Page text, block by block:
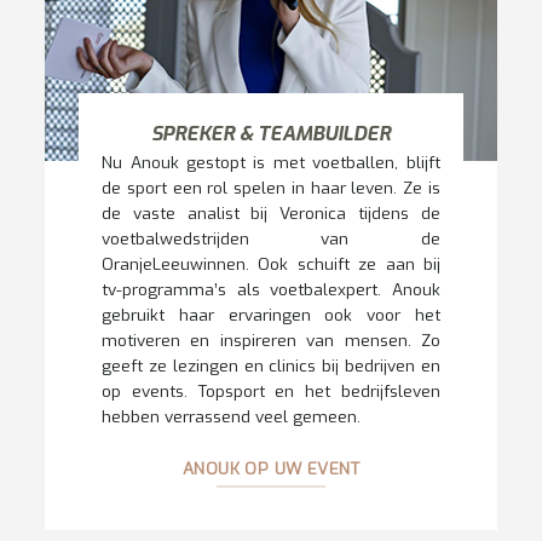
SPREKER & TEAMBUILDER
Nu Anouk gestopt is met voetballen, blijft
de sport een rol spelen in haar leven. Ze is
de vaste analist bij Veronica tijdens de
voetbalwedstrijden van de
OranjeLeeuwinnen. Ook schuift ze aan bij
tv-programma’s als voetbalexpert. Anouk
gebruikt haar ervaringen ook voor het
motiveren en inspireren van mensen. Zo
geeft ze lezingen en clinics bij bedrijven en
op events. Topsport en het bedrijfsleven
hebben verrassend veel gemeen.
ANOUK OP UW EVENT